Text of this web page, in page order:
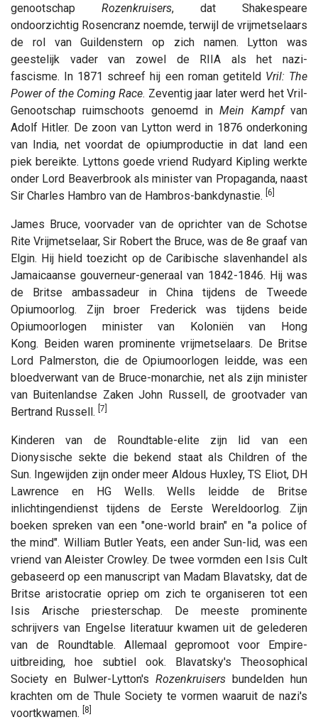
genootschap Rozenkruisers, dat Shakespeare
ondoorzichtig Rosencranz noemde, terwijl de vrijmetselaars
de rol van Guildenstern op zich namen. Lytton was
geestelijk vader van zowel de RIIA als het nazi-
fascisme. In 1871 schreef hij een roman getiteld Vril: The
Power of the Coming Race. Zeventig jaar later werd het Vril-
Genootschap ruimschoots genoemd inMein Kampfvan
Adolf Hitler. De zoon van Lytton werd in 1876 onderkoning
van India, net voordat de opiumproductie in dat land een
piek bereikte. Lyttons goede vriend Rudyard Kipling werkte
onder Lord Beaverbrook als minister van Propaganda, naast
Sir Charles Hambro van de Hambros-bankdynastie. [6]
James Bruce, voorvader van de oprichter van de Schotse
Rite Vrijmetselaar, Sir Robert the Bruce, was de 8e graaf van
Elgin. Hij hield toezicht op de Caribische slavenhandel als
Jamaicaanse gouverneur-generaal van 1842-1846. Hij was
de Britse ambassadeur in China tijdens de Tweede
Opiumoorlog. Zijn broer Frederick was tijdens beide
Opiumoorlogen minister van Koloniën van Hong
Kong. Beiden waren prominente vrijmetselaars. De Britse
Lord Palmerston, die de Opiumoorlogen leidde, was een
bloedverwant van de Bruce-monarchie, net als zijn minister
van Buitenlandse Zaken John Russell, de grootvader van
Bertrand Russell. [7]
Kinderen van de Roundtable-elite zijn lid van een
Dionysische sekte die bekend staat als Children of the
Sun. Ingewijden zijn onder meer Aldous Huxley, TS Eliot, DH
Lawrence en HG Wells. Wells leidde de Britse
inlichtingendienst tijdens de Eerste Wereldoorlog. Zijn
boeken spreken van een "one-world brain" en "a police of
the mind". William Butler Yeats, een ander Sun-lid, was een
vriend van Aleister Crowley. De twee vormden een Isis Cult
gebaseerd op een manuscript van Madam Blavatsky, dat de
Britse aristocratie opriep om zich te organiseren tot een
Isis Arische priesterschap. De meeste prominente
schrijvers van Engelse literatuur kwamen uit de gelederen
van de Roundtable. Allemaal gepromoot voor Empire-
uitbreiding, hoe subtiel ook. Blavatsky's Theosophical
Society en Bulwer-Lytton's Rozenkruisers bundelden hun
krachten om de Thule Society te vormen waaruit de nazi's
voortkwamen.
[8]